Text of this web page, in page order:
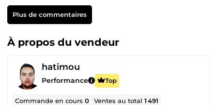
Plus de commentaires
À propos du vendeur
hatimou
Performance Top
Commande en cours0 Ventes au total1 491